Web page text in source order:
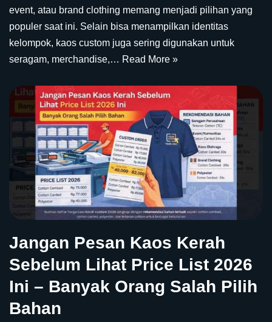
event, atau brand clothing memang menjadi pilihan yang
populer saat ini. Selain bisa menampilkan identitas
kelompok, kaos custom juga sering digunakan untuk
seragam, merchandise,… Read More »
Jangan Pesan Kaos Kerah
Sebelum Lihat Price List 2026
Ini – Banyak Orang Salah Pilih
Bahan